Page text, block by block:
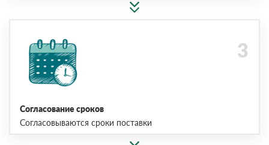
Согласование сроков
Согласовываются сроки поставки